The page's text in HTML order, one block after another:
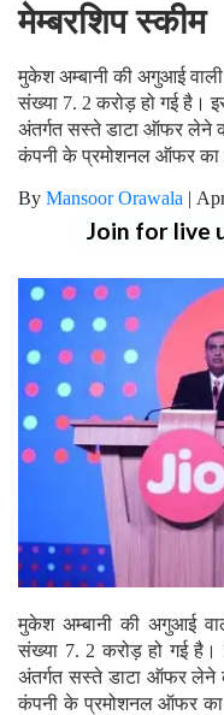
मेम्बरशिप स्कीम
मुकेश अम्बानी की अगुआई
संख्या 7. 2 करोड़ हो गई है।
अंतर्गत सस्ते डाटा ऑफर लेने
कंपनी के प्रमोशनल ऑफर
By Mansoor Orawala |
Join for live
मुकेश अम्बानी की अगुआई
संख्या 7. 2 करोड़ हो गई
अंतर्गत सस्ते डाटा ऑफर लेने
कंपनी के प्रमोशनल ऑफर